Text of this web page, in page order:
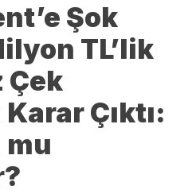
Şok
TL’lik
Çek
Çıktı:
mu